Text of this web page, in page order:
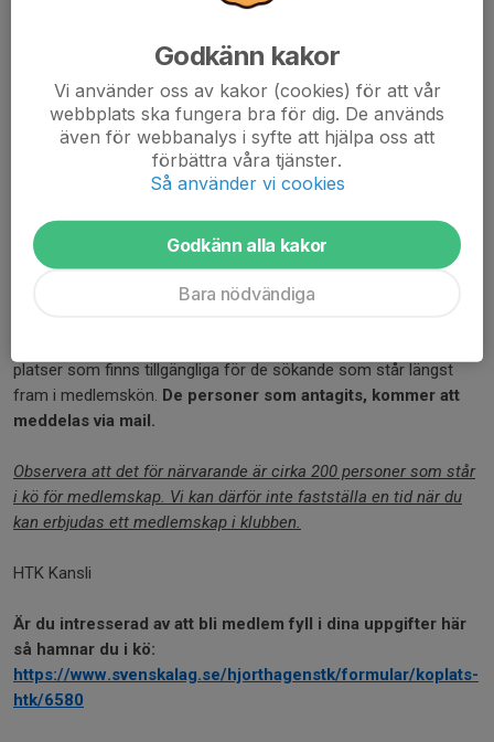
Är du intresserad av attbli medlem i HTK, ska du fylla i dina
personliga uppgifter och swisha köavgiften till klubbens
mottagarkonto som anges nedan.
Styrelsen kommer att summera antal lediga platser i slutet av
januari, efter att nuvarande medlemmar gjort sina val om
eventuellt fortsatt medlemskap. Detta sker alltså efter att den
ordinarie medlemsavgiften förfallit.
platser som finns tillgängliga för de sökande som står längst
fram i medlemskön. De personer som antagits, kommer att
meddelas via mail.
Observera att det för närvarande är cirka 200 personer som står
i kö för medlemskap. Vi kan därför inte fastställa en tid när du
kan erbjudas ett medlemskap i klubben.
HTK Kansli
Är du intresserad av att bli medlem fyll i dina uppgifter här
så hamnar du i kö:
https://www.svenskalag.se/hjorthagenstk/formular/koplats-
htk/6580
Godkänn kakor
Vi använder oss av kakor (cookies) för att vår
webbplats ska fungera bra för dig. De används
även för webbanalys i syfte att hjälpa oss att
förbättra våra tjänster.
Så använder vi cookies
Godkänn alla kakor
Bara nödvändiga